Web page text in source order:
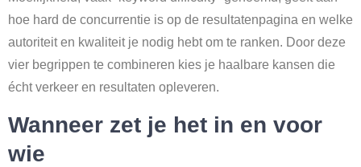
hoe hard de concurrentie is op de resultatenpagina en welke
autoriteit en kwaliteit je nodig hebt om te ranken. Door deze
vier begrippen te combineren kies je haalbare kansen die
écht verkeer en resultaten opleveren.
Wanneer zet je het in en voor
wie